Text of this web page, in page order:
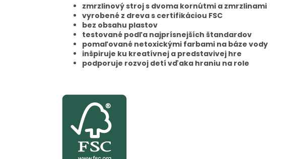
zmrzlinový stroj s dvoma kornútmi a zmrzlinami
vyrobené z dreva s certifikáciou FSC
bez obsahu plastov
testované podľa najprísnejších štandardov
pomaľované netoxickými farbami na báze vody
inšpiruje ku kreatívnej a predstavivej hre
podporuje rozvoj detí vďaka hraniu na role